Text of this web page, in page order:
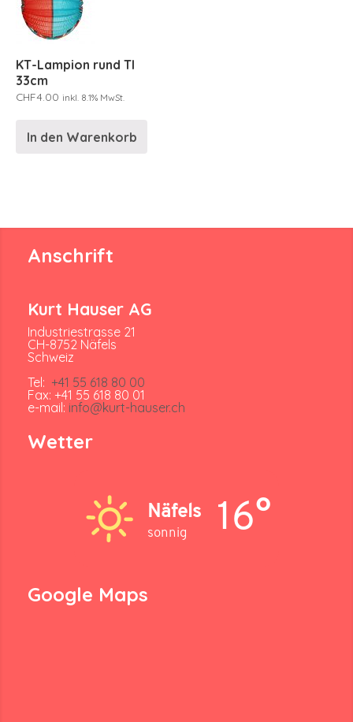
KT-Lampion rund TI
33cm
CHF4.00 inkl. 8.1% MwSt.
In den Warenkorb
Anschrift
Kurt Hauser AG
Industriestrasse 21
CH-8752 Näfels
Schweiz
Tel: +41 55 618 80 00
Fax: +41 55 618 80 01
e-mail: info@kurt-hauser.ch
Wetter
Näfels
sonnig 16°
Google Maps